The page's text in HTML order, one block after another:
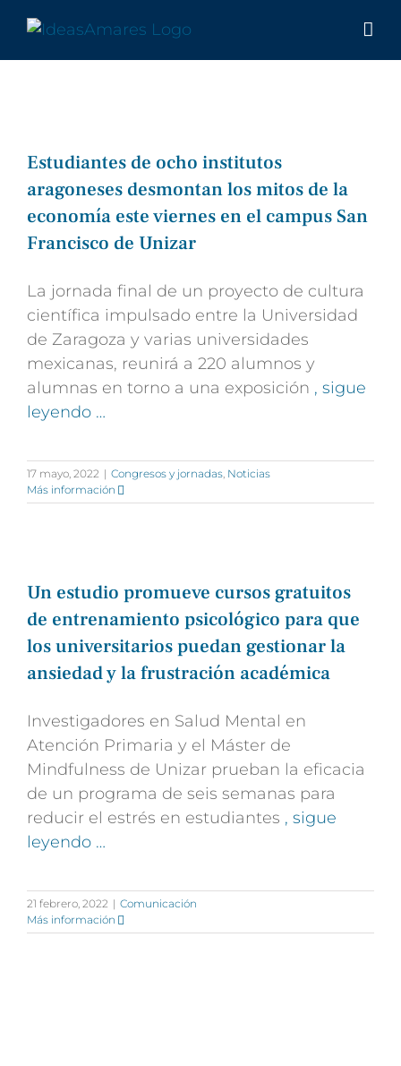
contenido
Estudiantes de ocho institutos
aragoneses desmontan los mitos de la
economía este viernes en el campus San
Francisco de Unizar
La jornada final de un proyecto de cultura
científica impulsado entre la Universidad
de Zaragoza y varias universidades
mexicanas, reunirá a 220 alumnos y
alumnas en torno a una exposición , sigue
leyendo …
17 mayo, 2022 | Congresos y jornadas, Noticias
Más información
Un estudio promueve cursos gratuitos
de entrenamiento psicológico para que
los universitarios puedan gestionar la
ansiedad y la frustración académica
Investigadores en Salud Mental en
Atención Primaria y el Máster de
Mindfulness de Unizar prueban la eficacia
de un programa de seis semanas para
reducir el estrés en estudiantes , sigue
leyendo …
21 febrero, 2022 | Comunicación
Más información